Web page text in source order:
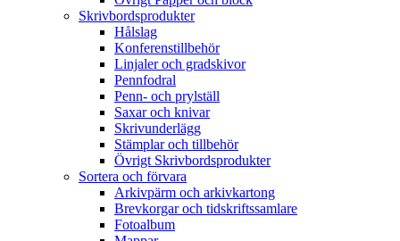
Skrivbordsprodukter
Hålslag
Konferenstillbehör
Linjaler och gradskivor
Pennfodral
Penn- och prylställ
Saxar och knivar
Skrivunderlägg
Stämplar och tillbehör
Övrigt Skrivbordsprodukter
Sortera och förvara
Arkivpärm och arkivkartong
Brevkorgar och tidskriftssamlare
Fotoalbum